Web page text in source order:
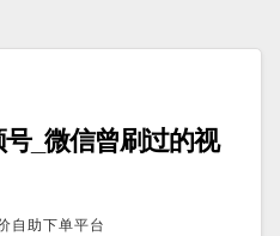
_微信曾刷过的视
自助下单平台